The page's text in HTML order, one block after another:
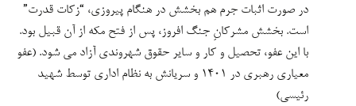
امیرالمومنین(ع) است.
لکن درتصدی مناصب حکومت ، اصل بر برائت نیست و “احراز
صلاحیت”، شرط است.
بدون این احرازها، نفوذشکل می گیرد.
(پیامبر(ص) خلافت و حکمرانی را بر همان